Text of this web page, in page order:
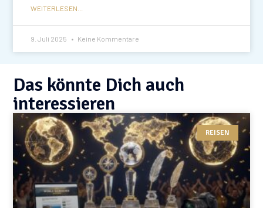
WEITERLESEN...
9. Juli 2025 Keine Kommentare
Das könnte Dich auch
interessieren
REISEN